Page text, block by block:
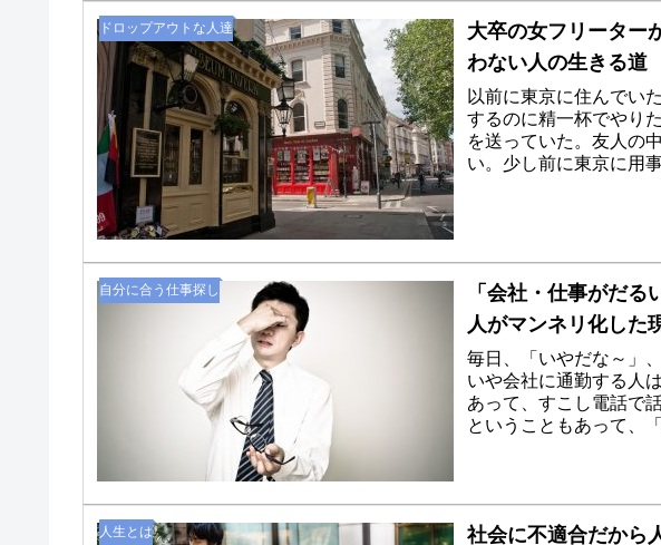
ドロップアウトな人達
大卒の女フリーター
わない人の生きる道
以前に東京に住んでい
するのに精一杯でやり
を送っていた。友人の
い。少し前に東京に用
自分に合う仕事探し
「会社・仕事がだ
人がマンネリ化した
毎日、「いやだな～」
いや会社に通勤する人
あって、すこし電話で
ということもあって、
人生とは 社会に不適合だから